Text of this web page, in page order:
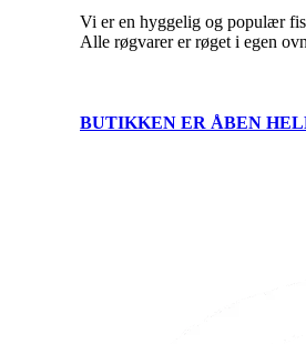
Vi er en hyggelig og populær
Alle røgvarer er røget i egen
BUTIKKEN ER ÅBEN